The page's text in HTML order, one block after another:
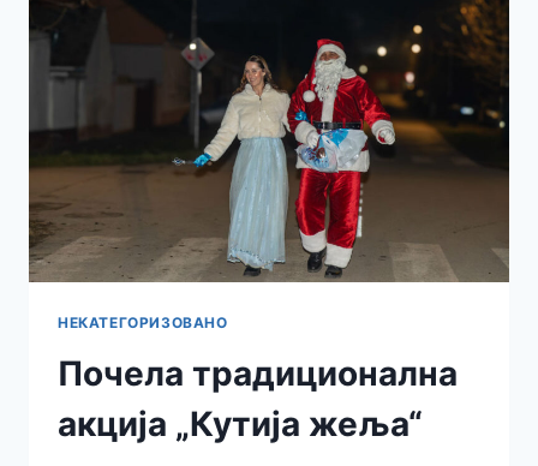
НЕКАТЕГОРИЗОВАНО
Почела традиционална
акција „Кутија жеља“